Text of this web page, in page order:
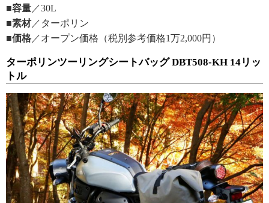
■容量 ／30L
■素材／ターポリン
■価格 ／オープン価格（税別参考価格1万2,000円）
ターポリンツーリングシートバッグ DBT508-KH 14リッ
トル